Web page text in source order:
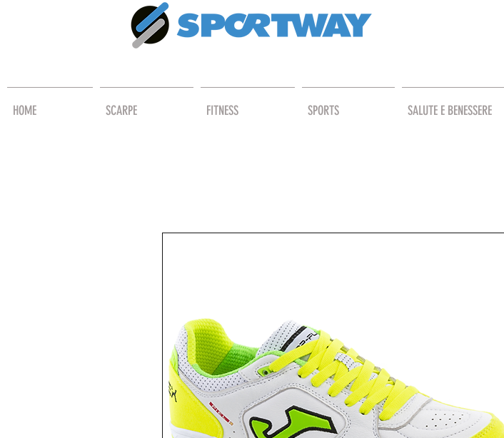
HOME SCARPE FITNESS SPORTS SALUTE E BENESSERE